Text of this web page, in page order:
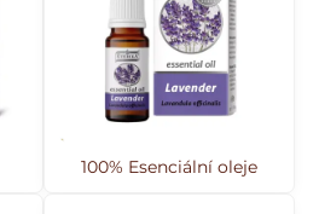
100% Esenciální oleje